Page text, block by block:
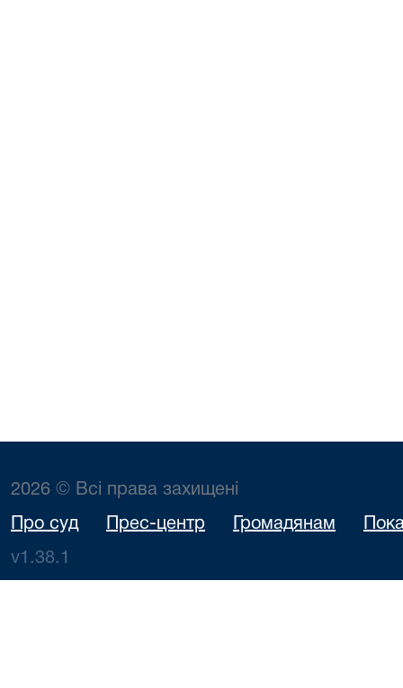
2026 © Всі права захищені
Про суд Прес-центр Громадянам
v1.38.1